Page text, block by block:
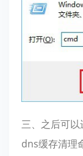
三、之后可
dns缓存清理